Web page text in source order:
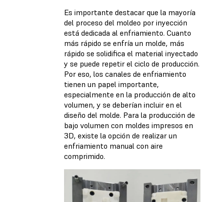
Es importante destacar que la mayoría
del proceso del moldeo por inyección
está dedicada al enfriamiento. Cuanto
más rápido se enfría un molde, más
rápido se solidifica el material inyectado
y se puede repetir el ciclo de producción.
Por eso, los canales de enfriamiento
tienen un papel importante,
especialmente en la producción de alto
volumen, y se deberían incluir en el
diseño del molde. Para la producción de
bajo volumen con moldes impresos en
3D, existe la opción de realizar un
enfriamiento manual con aire
comprimido.